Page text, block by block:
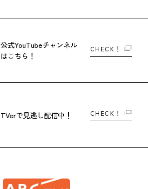
公式YouTubeチャンネル
はこちら！
CHECK！
TVerで見逃し配信中！ CHECK！